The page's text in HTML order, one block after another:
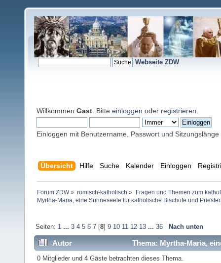
Webseite ZDW
Willkommen Gast . Bitte einloggen oder registrieren
Einloggen mit Benutzername, Passwort und Sitzungslänge
Übersicht Hilfe Suche Kalender Einloggen
Forum ZDW» römisch-katholisch »
Fragen und Themen zum
Myrtha-Maria, eine Sühneseele für katholische Bischöfe und
Seiten: 1 ... 3 4 5 6 7[8] 9 10 11 12 13 ... 36 Nach unten
Autor
Thema: Myrtha-Maria,
404361 mal)
0 Mitglieder und 4 Gäste betrachten dieses Thema.